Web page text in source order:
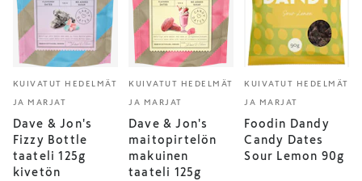
KUIVATUT HEDELMÄT
JA MARJAT
Dave & Jon's
Fizzy Bottle
taateli 125g
kivetön
KUIVATUT HEDELMÄT
JA MARJAT
Dave & Jon's
maitopirtelön
makuinen
taateli 125g
KUIVATUT HEDELMÄT
JA MARJAT
Foodin Dandy
Candy Dates
Sour Lemon 90g